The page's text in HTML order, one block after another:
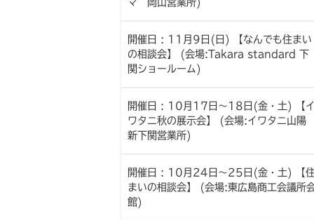
マ 岡山営業所)
開催日 : 11月9日(日) 【なんでも住まい
の相談会】 (会場:Takara standard 下
関ショールーム)
開催日 : 10月17日～18日(金・土) 【イ
ワタニ秋の展示会】 (会場:イワタニ山陽
新下関営業所)
開催日 : 10月24日～25日(金・土) 【
まいの相談会】 (会場:東広島商工会議所
館)